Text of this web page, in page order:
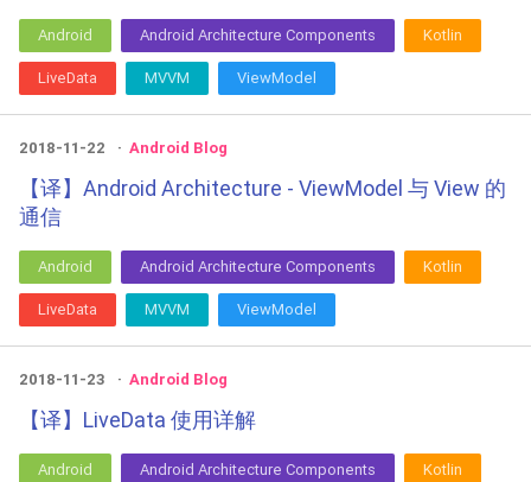
Android Android Architecture Components Kotlin
LiveData MVVM ViewModel
2018-11-22 Android Blog
【译】Android Architecture - ViewModel 与 View 的
通信
Android Android Architecture Components Kotlin
LiveData MVVM ViewModel
2018-11-23 Android Blog
【译】LiveData 使用详解
Android Android Architecture Components Kotlin